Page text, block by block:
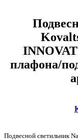
плафона/
Подвесной светильник